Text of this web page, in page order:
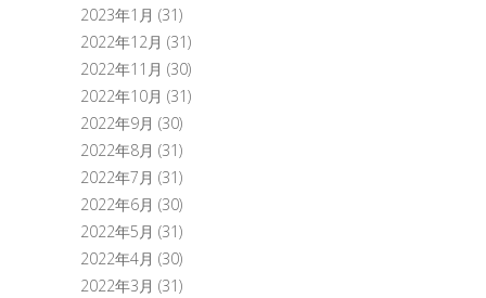
2023年1月 (31)
2022年12月 (31)
2022年11月 (30)
2022年10月 (31)
2022年9月 (30)
2022年8月 (31)
2022年7月 (31)
2022年6月 (30)
2022年5月 (31)
2022年4月 (30)
2022年3月 (31)